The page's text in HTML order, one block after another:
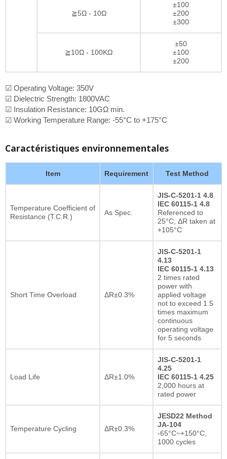
≧5Ω - 10Ω
±100
±200
±300
≧10Ω - 100KΩ
±50
±100
±200
☑ Operating Voltage: 350V
☑ Dielectric Strength: 1800VAC
☑ Insulation Resistance: 10GΩ min.
☑ Working Temperature Range: -55°C to +175°C
Caractéristiques environnementales
Item Requirement Test Method
Temperature Coefficient of
Resistance (T.C.R.)
As Spec.
JIS-C-5201-1 4.8
IEC 60115-1 4.8
Referenced to
25°C, ΔR taken at
+105°C
Short Time Overload ΔR±0.3%
JIS-C-5201-1
4.13
IEC 60115-1 4.13
2 times rated
power with
applied voltage
not to exceed 1.5
times maximum
continuous
operating voltage
for 5 seconds
Load Life ΔR±1.0%
JIS-C-5201-1
4.25
IEC 60115-1 4.25
2,000 hours at
rated power
Temperature Cycling ΔR±0.3%
JESD22 Method
JA-104
-65°C~+150°C,
1000 cycles